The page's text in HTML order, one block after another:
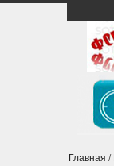
Главная /